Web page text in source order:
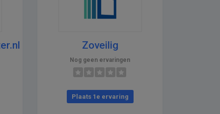
Zoveilig
Nog geen ervaringen
Plaats 1e ervaring